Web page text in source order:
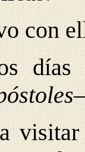
con
días
visitar